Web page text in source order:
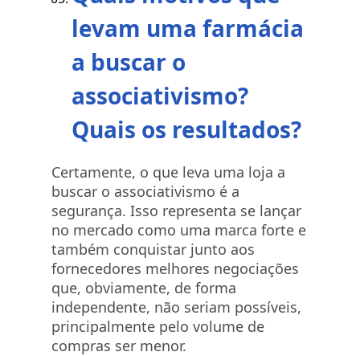
levam uma farmácia
a buscar o
associativismo?
Quais os resultados?
Certamente, o que leva uma loja a
buscar o associativismo é a
segurança. Isso representa se lançar
no mercado como uma marca forte e
também conquistar junto aos
fornecedores melhores negociações
que, obviamente, de forma
independente, não seriam possíveis,
principalmente pelo volume de
compras ser menor.